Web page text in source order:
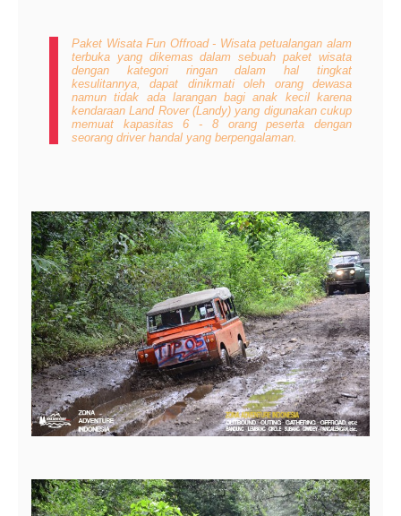
Paket Wisata Fun Offroad - Wisata petualangan alam
terbuka yang dikemas dalam sebuah paket wisata
dengan kategori ringan dalam hal tingkat
kesulitannya, dapat dinikmati oleh orang dewasa
namun tidak ada larangan bagi anak kecil karena
kendaraan Land Rover (Landy) yang digunakan cukup
memuat kapasitas 6 - 8 orang peserta dengan
seorang driver handal yang berpengalaman.